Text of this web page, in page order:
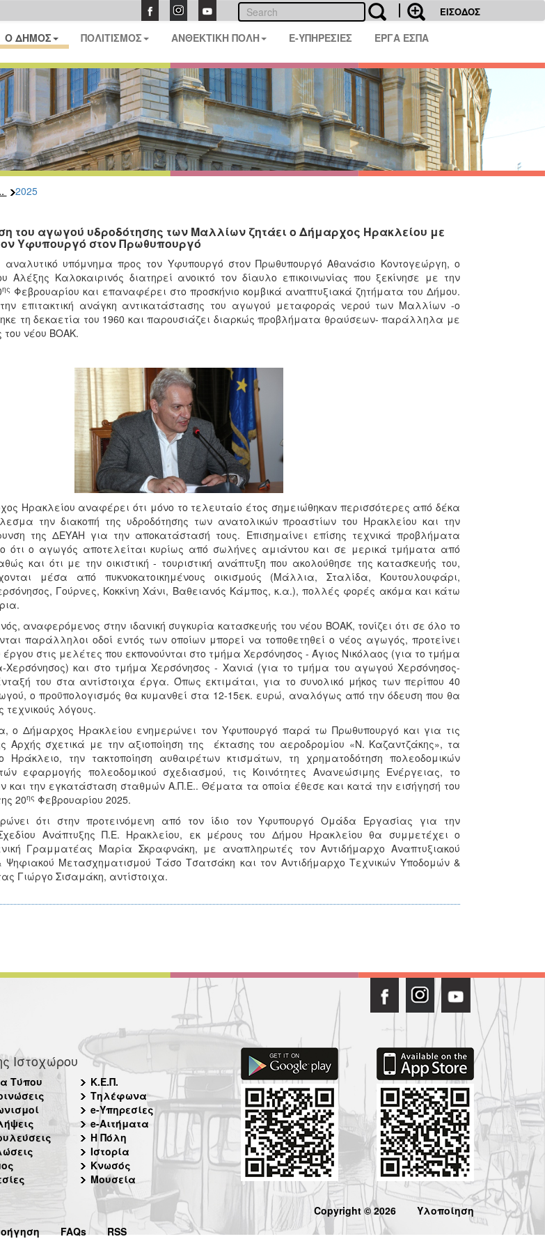
ΕΙΣΟΔΟΣ
Ο ΔΗΜΟΣ ΠΟΛΙΤΙΣΜΟΣ ΑΝΘΕΚΤΙΚΗ ΠΟΛΗ E-ΥΠΗΡΕΣΙΕΣ ΕΡΓΑ ΕΣΠΑ
2025
του αγωγού υδροδότησης των Μαλλίων ζητάει ο Δήμαρχος Ηρακλείου με
Υφυπουργό στον Πρωθυπουργό
υπόμνημα προς τον Υφυπουργό στον Πρωθυπουργό Αθανάσιο Κοντογεώργη, ο
Αλέξης Καλοκαιρινός διατηρεί ανοικτό τον δίαυλο επικοινωνίας που ξεκίνησε με την
ης Φεβρουαρίου και επαναφέρει στο προσκήνιο κομβικά αναπτυξιακά ζητήματα του Δήμου.
επιτακτική ανάγκη αντικατάστασης του αγωγού μεταφοράς νερού των Μαλλίων -ο
τη δεκαετία του 1960 και παρουσιάζει διαρκώς προβλήματα θραύσεων- παράλληλα με
νέου ΒΟΑΚ.
Ηρακλείου αναφέρει ότι μόνο το τελευταίο έτος σημειώθηκαν περισσότερες από δέκα
την διακοπή της υδροδότησης των ανατολικών προαστίων του Ηρακλείου και την
της ΔΕΥΑΗ για την αποκατάστασή τους. Επισημαίνει επίσης τεχνικά προβλήματα
ότι ο αγωγός αποτελείται κυρίως από σωλήνες αμιάντου και σε μερικά τμήματα από
και ότι με την οικιστική - τουριστική ανάπτυξη που ακολούθησε της κατασκευής του,
μέσα από πυκνοκατοικημένους οικισμούς (Μάλλια, Σταλίδα, Κουτουλουφάρι,
Γούρνες, Κοκκίνη Χάνι, Βαθειανός Κάμπος, κ.α.), πολλές φορές ακόμα και κάτω
αναφερόμενος στην ιδανική συγκυρία κατασκευής του νέου ΒΟΑΚ, τονίζει ότι σε όλο το
παράλληλοι οδοί εντός των οποίων μπορεί να τοποθετηθεί ο νέος αγωγός, προτείνει
στις μελέτες που εκπονούνται στο τμήμα Χερσόνησος - Άγιος Νικόλαος (για το τμήμα
και στο τμήμα Χερσόνησος - Χανιά (για το τμήμα του αγωγού Χερσόνησος-
του στα αντίστοιχα έργα. Όπως εκτιμάται, για το συνολικό μήκος των περίπου 40
ο προϋπολογισμός θα κυμανθεί στα 12-15εκ. ευρώ, αναλόγως από την όδευση που θα
τεχνικούς λόγους.
ο Δήμαρχος Ηρακλείου ενημερώνει τον Υφυπουργό παρά τω Πρωθυπουργό και για τις
Αρχής σχετικά με την αξιοποίηση της έκτασης του αεροδρομίου «Ν. Καζαντζάκης», τα
την τακτοποίηση αυθαιρέτων κτισμάτων, τη χρηματοδότηση πολεοδομικών
εφαρμογής πολεοδομικού σχεδιασμού, τις Κοινότητες Ανανεώσιμης Ενέργειας, το
την εγκατάσταση σταθμών Α.Π.Ε.. Θέματα τα οποία έθεσε και κατά την εισήγησή του
20ης Φεβρουαρίου 2025.
ότι στην προτεινόμενη από τον ίδιο τον Υφυπουργό Ομάδα Εργασίας για την
Ανάπτυξης Π.Ε. Ηρακλείου, εκ μέρους του Δήμου Ηρακλείου θα συμμετέχει ο
Γραμματέας Μαρία Σκραφνάκη, με αναπληρωτές τον Αντιδήμαρχο Αναπτυξιακού
Μετασχηματισμού Τάσο Τσατσάκη και τον Αντιδήμαρχο Τεχνικών Υποδομών &
Γιώργο Σισαμάκη, αντίστοιχα.
Ιστοχώρου
Τύπου
Κ.Ε.Π.
Τηλέφωνα
e-Υπηρεσίες
e-Αιτήματα
Η Πόλη
Ιστορία
Κνωσός
Μουσεία
FAQs RSS
Copyright © 2026 Υλοποίηση